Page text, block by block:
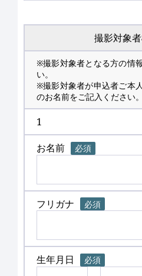
撮影対象
※撮影対象者となる方の情
い。
※撮影対象者が申込者ご本
のお名前をご記入ください。
1
お名前
必須
フリガナ 必須
生年月日 必須